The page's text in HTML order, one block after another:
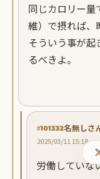
同じカロリー
維）で摂れば、
そういう事が
るべきよ。
#101332名無しさ
2025/03/11 15:18
労働していな